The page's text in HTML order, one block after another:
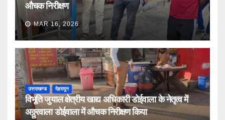
औचक निरीक्षण
MAR 16, 2026
उत्तराखण्ड देहरादून
विभूति जुयाल क्षेत्रीय खाद्य अधिकारी डोईवाला के नेतृत्व में
अठ्ठुरवाला डोईवाला में औचक निरीक्षण किया